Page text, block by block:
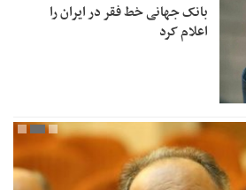
بانک جهانی خط فقر در ایران را
اعلام کرد